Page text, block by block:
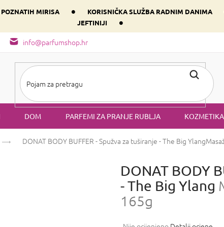
MIRISA • KORISNIČKA SLUŽBA RADNIM DANIMA
JEFTINIJI
•
info@parfumshop.hr
svog srca prema dominantnoj komponenti
DOM PARFEMI ZA PRANJE RUBLJA KOZMETIKA
DONAT BODY BUFFER - Spužva za tuširanje - The Big Ylang
DONAT BODY
- The Big Ylang
165g